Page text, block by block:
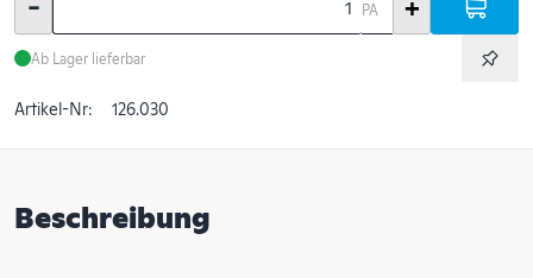
PA
Ab Lager lieferbar
Artikel-Nr: 126.030
Beschreibung